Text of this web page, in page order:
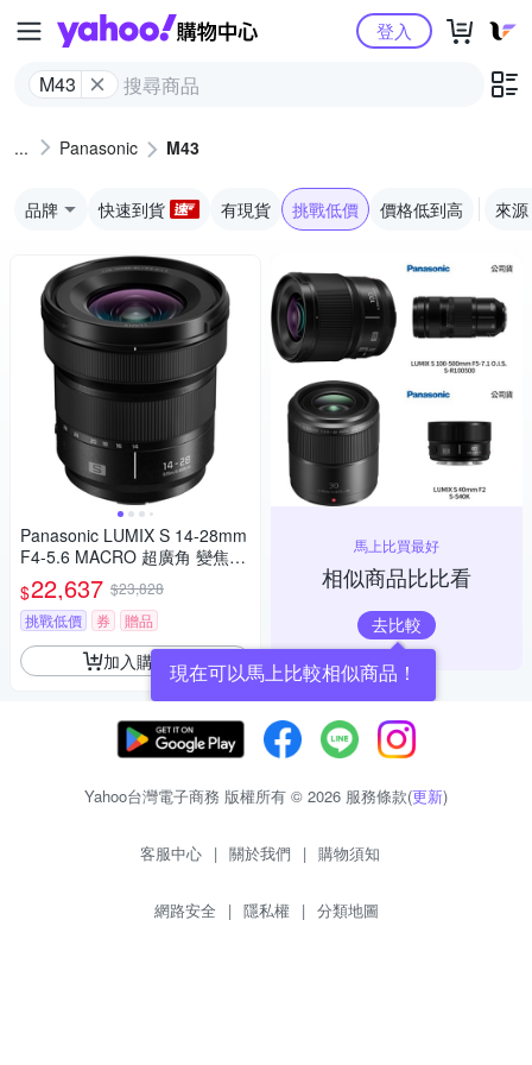
Yahoo購物中心
M43
登入
Panasonic M43
品牌 快速到貨 有現貨 挑戰低價 價格低到高 來源
Panasonic LUMIX S 14-28mm
F4-5.6 MACRO 超廣角 變焦鏡
頭 公司貨 S-R1428
$22,637 $23,828
挑戰低價
券 贈品
加入購物車
馬上比買最好
相似商品比比看
去比較
現在可以馬上比較相似商品！
Yahoo台灣電子商務 版權所有 © 2026 服務條款(更新)
客服中心 | 關於我們 | 購物須知
網路安全 | 隱私權 | 分類地圖